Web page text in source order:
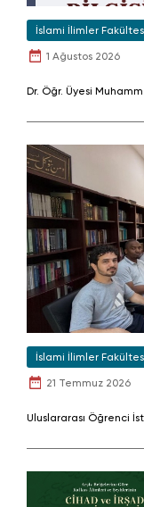
İslami İlimler
1 Ağustos 2026
Dr. Öğr. Üyesi
İslami İlimler
21 Temmuz 2026
Uluslararası Öğrenci